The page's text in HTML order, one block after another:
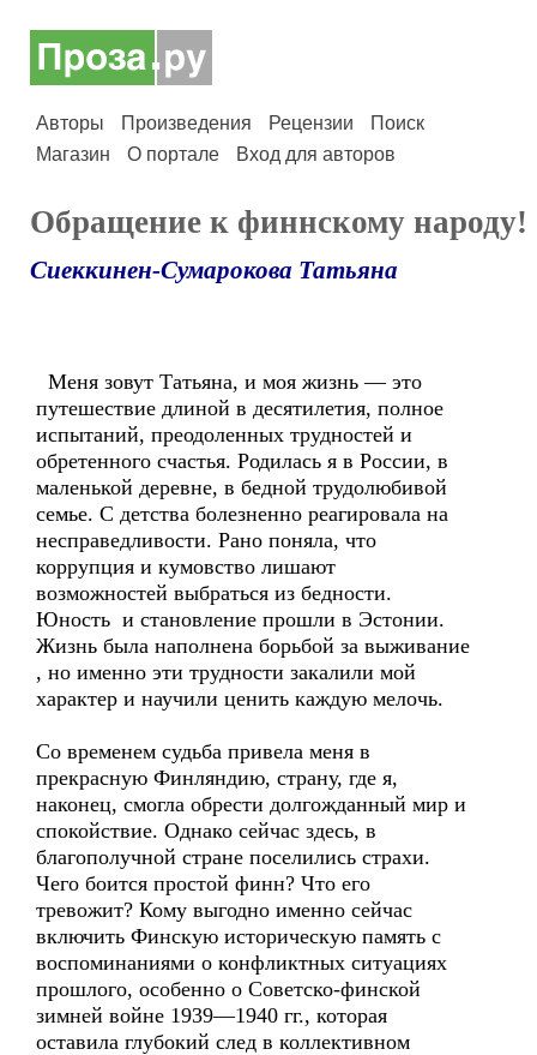
Авторы Произведения Рецензии
Поиск
Магазин
О портале Вход для авторов
Обращение к финнскому народу!
Сиеккинен-Сумарокова Татьяна
Меня зовут Татьяна, и моя жизнь — это
путешествие длиной в десятилетия, полное
испытаний, преодоленных трудностей и
обретенного счастья. Родилась я в России, в
маленькой деревне, в бедной трудолюбивой
семье. С детства болезненно реагировала на
несправедливости. Рано поняла, что
коррупция и кумовство лишают
возможностей выбраться из бедности.
Юность и становление прошли в Эстонии.
Жизнь была наполнена борьбой за выживание
, но именно эти трудности закалили мой
характер и научили ценить каждую мелочь.
Со временем судьба привела меня в
прекрасную Финляндию, страну, где я,
наконец, смогла обрести долгожданный мир и
спокойствие. Однако сейчас здесь, в
благополучной стране поселились страхи.
Чего боится простой финн? Что его
тревожит? Кому выгодно именно сейчас
включить Финскую историческую память с
воспоминаниями о конфликтных ситуациях
прошлого, особенно о Советско-финской
зимней войне 1939—1940 гг., которая
оставила глубокий след в коллективном